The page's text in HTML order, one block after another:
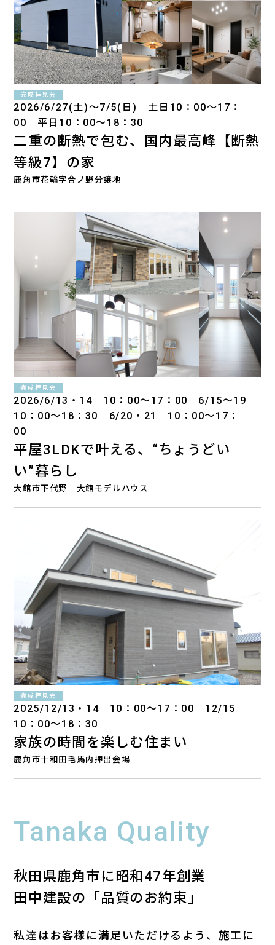
完成拝見会
2026/6/27(土)～7/5(日) 土日10：00～17：
00 平日10：00～18：30
二重の断熱で包む、国内最高峰【断熱
等級7】の家
鹿角市花輪字合ノ野分譲地
完成拝見会
2026/6/13・14 10：00～17：00 6/15～19
10：00～18：30 6/20・21 10：00～17：
00
平屋3LDKで叶える、“ちょうどい
い”暮らし
大館市下代野 大館モデルハウス
完成拝見会
2025/12/13・14 10：00～17：00 12/15
10：00～18：30
家族の時間を楽しむ住まい
鹿角市十和田毛馬内押出会場
Tanaka Quality
秋田県鹿角市に昭和47年創業
田中建設の「品質のお約束」
私達はお客様に満足いただけるよう、施工に